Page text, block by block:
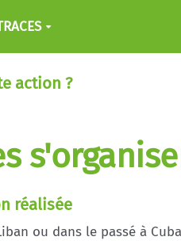
action ?
réalisée
ou dans le passé à